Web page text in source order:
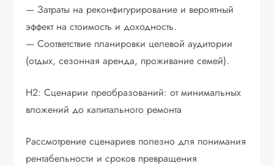
— Затраты на реконфигурирование и вероятный
эффект на стоимость и доходность.
— Соответствие планировки целевой аудитории
(отдых, сезонная аренда, проживание семей).
H2: Сценарии преобразований: от минимальных
вложений до капитального ремонта
Рассмотрение сценариев полезно для понимания
рентабельности и сроков превращения